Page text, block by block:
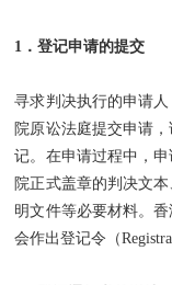
1．登记申请的提交
寻求判决执行的申请
院原讼法庭提交申请
记。在申请过程中，
院正式盖章的判决文
明文件等必要材料。
会作出登记令（